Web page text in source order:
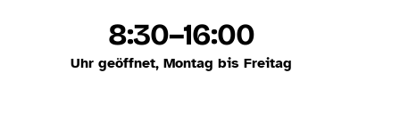
8:30–16:00
Uhr geöffnet, Montag bis Freitag